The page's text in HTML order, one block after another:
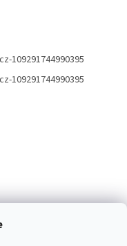
109291744990395
109291744990395